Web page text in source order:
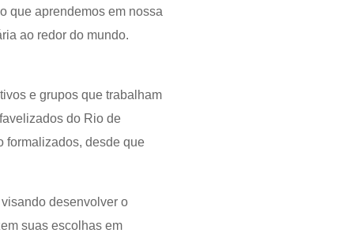
que aprendemos em nossa
ao redor do mundo.
e grupos que trabalham
do Rio de
formalizados, desde que
desenvolver o
suas escolhas em